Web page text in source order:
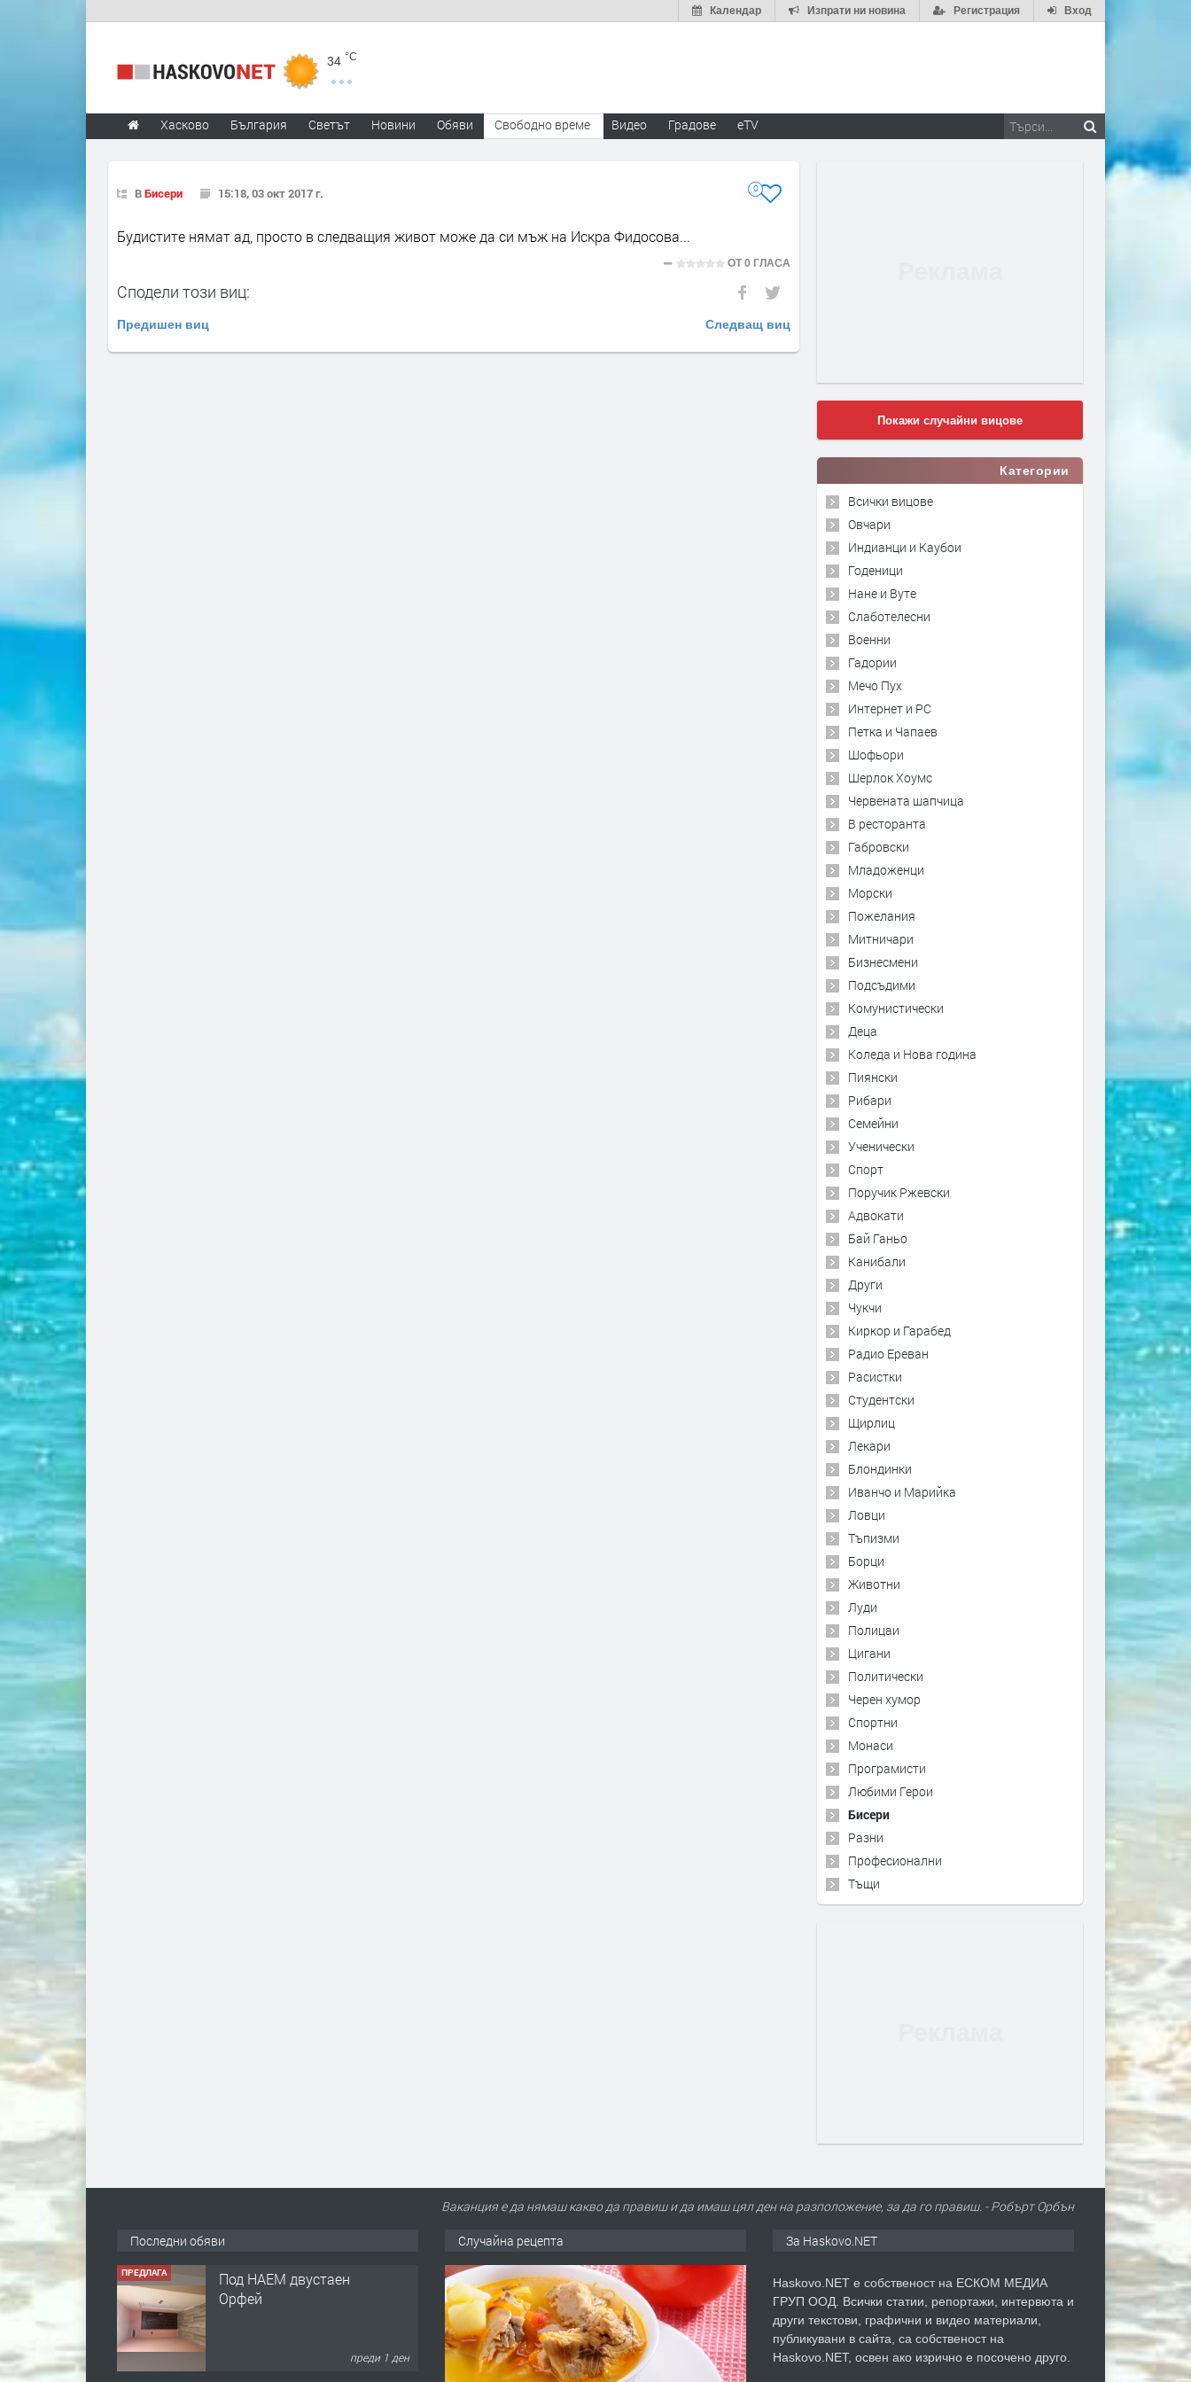
Вход
Регистрация
Изпрати ни новина
Календар
34 °C
Хасково България Светът Новини Обяви Свободно време Видео Градове eTV
ВБисери 15:18, 03 окт 2017 г. 0
Будистите нямат ад, просто в следващия живот може да си мъж на Искра Фидосова...
ОТ0 ГЛАСА
Сподели този виц:
Предишен виц Следващ виц
Покажи случайни вицове
Категории
Всички вицове
Овчари
Индианци и Каубои
Годеници
Нане и Вуте
Слаботелесни
Военни
Гадории
Мечо Пух
Интернет и PC
Петка и Чапаев
Шофьори
Шерлок Хоумс
Червената шапчица
В ресторанта
Габровски
Младоженци
Морски
Пожелания
Митничари
Бизнесмени
Подсъдими
Комунистически
Деца
Коледа и Нова година
Пиянски
Рибари
Семейни
Ученически
Спорт
Поручик Ржевски
Адвокати
Бай Ганьо
Канибали
Други
Чукчи
Киркор и Гарабед
Радио Ереван
Расистки
Студентски
Щирлиц
Лекари
Блондинки
Иванчо и Марийка
Ловци
Тъпизми
Борци
Животни
Луди
Полицаи
Цигани
Политически
Черен хумор
Спортни
Монаси
Програмисти
Любими Герои
Бисери
Разни
Професионални
Тъщи
Ваканция е да нямаш какво да правиш и да имаш цял ден на разположение, за да го правиш. - Робърт Орбън
Последни обяви
ПРЕДЛАГА
Под НАЕМ двустаен
Орфей
преди 1 ден
Случайна рецепта За Haskovo.NET
Haskovo.NET е собственост на ЕСКОМ МЕДИА
ГРУП ООД. Всички статии, репортажи, интервюта и
други текстови, графични и видео материали,
публикувани в сайта, са собственост на
Haskovo.NET, освен ако изрично е посочено друго.